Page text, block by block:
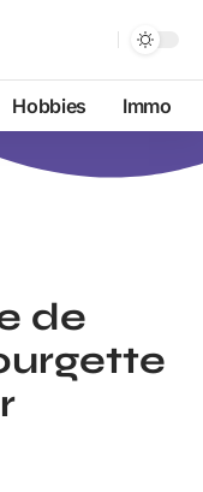
Hobbies Immo
de